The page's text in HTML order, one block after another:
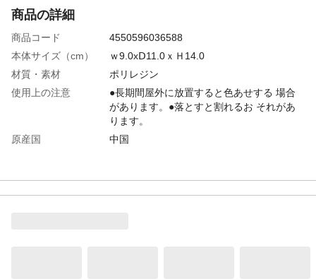
商品の詳細
商品コード
4550596036588
本体サイズ（cm）
ｗ9.0xⅮ11.0ｘＨ14.0
材質・素材
ポリレジン
使用上の注意
●長期間屋外に放置すると色あせする 場合
があります。●落とすと割れるお それがあ
ります。
原産国
中国